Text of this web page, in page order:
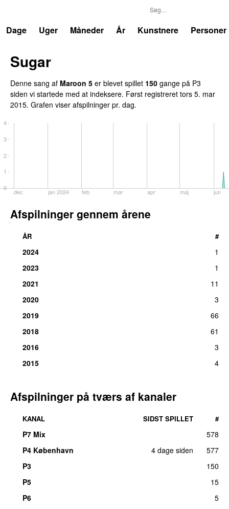
Dage
Uger Måneder År Kunstnere Personer
Sugar
Denne sang af Maroon 5 er blevet spillet 150 gange på P3
siden vi startede med at indeksere. Først registreret tors 5. mar
2015. Grafen viser afspilninger pr. dag.
dec jan 2024 feb mar apr maj jun
0
1
2
3
4
Afspilninger gennem årene
ÅR #
2024
1
2023
1
2021
11
2020
3
2019
66
2018
61
2016
3
2015
4
Afspilninger på tværs af kanaler
KANAL SIDST SPILLET #
P7 Mix
578
P4 København
4 dage siden
577
P3
150
P5
15
P6
5